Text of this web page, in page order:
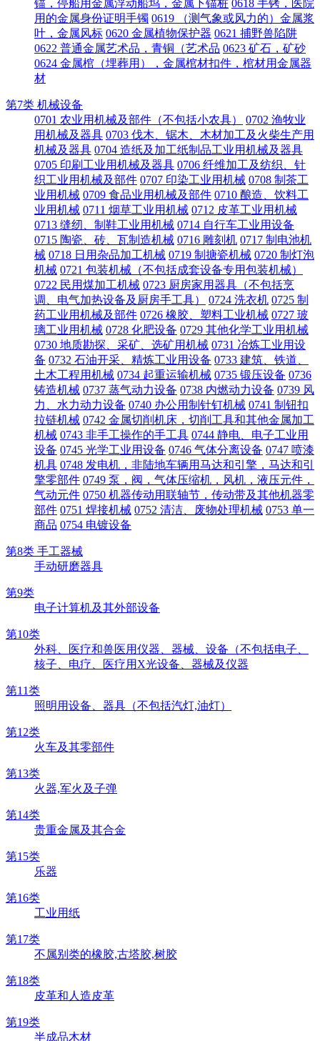
锚，停船用金属浮动船坞，金属下锚桩 0618 手铐，医院
用的金属身份证明手镯 0619 （测气象或风力的）金属浆
叶，金属风标 0620 金属植物保护器 0621 捕野兽陷阱
0622 普通金属艺术品，青铜（艺术品 0623 矿石，矿砂
0624 金属棺（埋葬用），金属棺材扣件，棺材用金属器
材
第7类 机械设备
0701 农业用机械及部件（不包括小农具）
0702 渔牧业
用机械及器具 0703 伐木、锯木、木材加工及火柴生产用
机械及器具 0704 造纸及加工纸制品工业用机械及器具
0705 印刷工业用机械及器具 0706 纤维加工及纺织、针
织工业用机械及部件 0707 印染工业用机械 0708 制茶工
业用机械 0709 食品业用机械及部件 0710 酿造、饮料工
业用机械 0711 烟草工业用机械 0712 皮革工业用机械
0713 缝纫、制鞋工业用机械 0714 自行车工业用设备
0715 陶瓷、砖、瓦制造机械 0716 雕刻机 0717 制电池机
械 0718 日用杂品加工机械 0719 制搪瓷机械 0720 制灯泡
机械 0721 包装机械（不包括成套设备专用包装机械）
0722 民用煤加工机械 0723 厨房家用器具（不包括烹
调、电气加热设备及厨房手工具）
0724 洗衣机 0725 制
药工业用机械及部件 0726 橡胶、塑料工业机械 0727 玻
璃工业用机械 0728 化肥设备 0729 其他化学工业用机械
0730 地质勘探、采矿、选矿用机械 0731 冶炼工业用设
备 0732 石油开采、精炼工业用设备 0733 建筑、铁道、
土木工程用机械 0734 起重运输机械 0735 锻压设备 0736
铸造机械 0737 蒸气动力设备 0738 内燃动力设备 0739 风
力、水力动力设备 0740 办公用制针钉机械 0741 制钮扣
拉链机械 0742 金属切削机床，切削工具和其他金属加工
机械 0743 非手工操作的手工具 0744 静电、电子工业用
设备 0745 光学工业用设备 0746 气体分离设备 0747 喷漆
机具 0748 发电机，非陆地车辆用马达和引擎，马达和引
擎零部件 0749 泵，阀，气体压缩机，风机，液压元件，
气动元件 0750 机器传动用联轴节，传动带及其他机器零
部件 0751 焊接机械 0752 清洁、废物处理机械 0753 单一
商品 0754 电镀设备
第8类 手工器械
手动研磨器具
第9类
电子计算机及其外部设备
第10类
外科、医疗和兽医用仪器、器械、设备（不包括电子、
核子、电疗、医疗用X光设备、器械及仪器
第11类
照明用设备、器具（不包括汽灯,油灯）
第12类
火车及其零部件
第13类
火器,军火及子弹
第14类
贵重金属及其合金
第15类
乐器
第16类
工业用纸
第17类
不属别类的橡胶,古塔胶,树胶
第18类
皮革和人造皮革
第19类
半成品木材